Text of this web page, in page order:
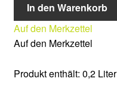
Zahlungsarten
Widerrufsbelehrung
Vertrag widerrufen
klein-
Menge
In den Warenkorb
Auf den Merkzettel
Auf den Merkzettel
Produkt enthält: 0,2 Liter